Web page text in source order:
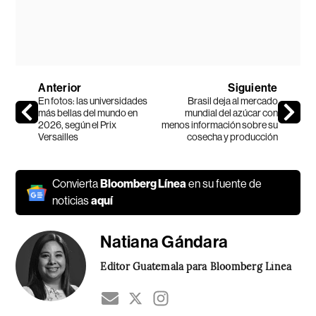
Anterior
En fotos: las universidades
más bellas del mundo en
2026, según el Prix
Versailles
Siguiente
Brasil deja al mercado
mundial del azúcar con
menos información sobre su
cosecha y producción
Convierta Bloomberg Líneaen su fuente de
noticiasaquí
Natiana Gándara
Editor Guatemala para Bloomberg Línea